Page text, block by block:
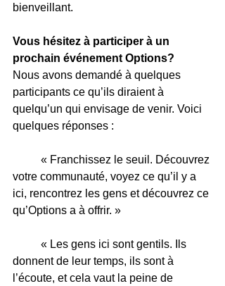
bienveillant.
Vous hésitez à participer à un
prochain événement Options?
Nous avons demandé à quelques
participants ce qu’ils diraient à
quelqu’un qui envisage de venir. Voici
quelques réponses :
votre communauté, voyez ce qu’il y a
ici, rencontrez les gens et découvrez ce
qu’Options a à offrir. »
donnent de leur temps, ils sont à
l’écoute, et cela vaut la peine de